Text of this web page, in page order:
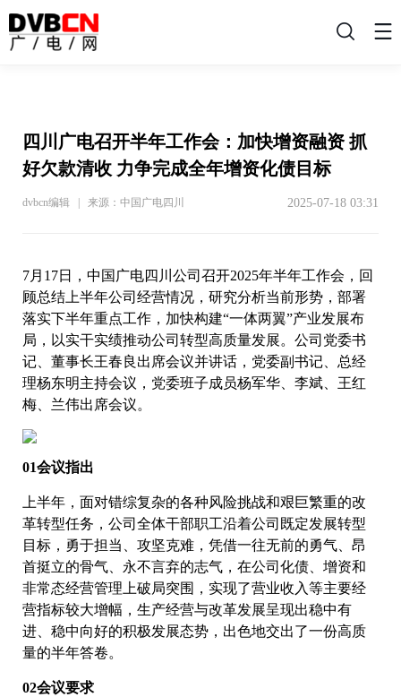
搜
四川广电召开半年工作会：加快增资融资 抓
好欠款清收 力争完成全年增资化债目标
dvbcn编辑 | 来源：中国广电四川 2025-07-18 03:31
7月17日，中国广电四川公司召开2025年半年工作会，回
顾总结上半年公司经营情况，研究分析当前形势，部署
落实下半年重点工作，加快构建“一体两翼”产业发展布
局，以实干实绩推动公司转型高质量发展。公司党委书
记、董事长王春良出席会议并讲话，党委副书记、总经
理杨东明主持会议，党委班子成员杨军华、李斌、王红
梅、兰伟出席会议。
01会议指出
上半年，面对错综复杂的各种风险挑战和艰巨繁重的改
革转型任务，公司全体干部职工沿着公司既定发展转型
目标，勇于担当、攻坚克难，凭借一往无前的勇气、昂
首挺立的骨气、永不言弃的志气，在公司化债、增资和
非常态经营管理上破局突围，实现了营业收入等主要经
营指标较大增幅，生产经营与改革发展呈现出稳中有
进、稳中向好的积极发展态势，出色地交出了一份高质
量的半年答卷。
02会议要求